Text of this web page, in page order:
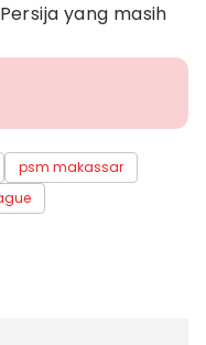
yang masih
psm makassar